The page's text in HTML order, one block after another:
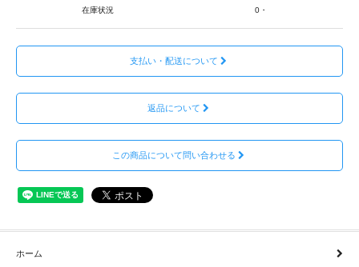
在庫状況 0・
支払い・配送について
返品について
この商品について問い合わせる
ホーム